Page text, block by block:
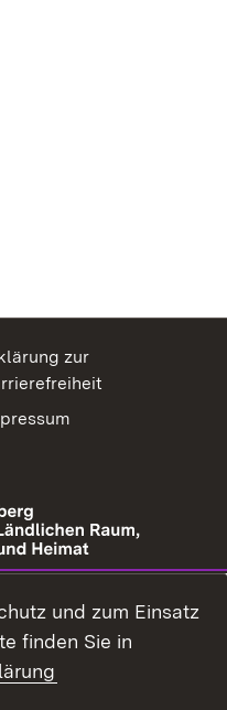
zur
und zum Einsatz
finden Sie in